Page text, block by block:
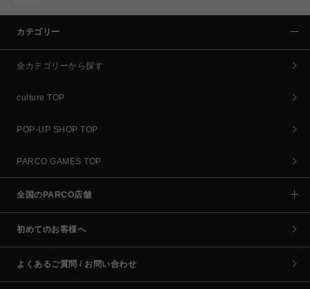
カテゴリー
全カテゴリーから探す
culture TOP
POP-UP SHOP TOP
PARCO GAMES TOP
全国のPARCO店舗
初めてのお客様へ
よくあるご質問 / お問い合わせ